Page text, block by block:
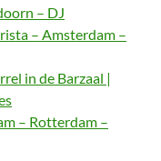
– DJ
– Amsterdam –
in de Barzaal |
– Rotterdam –